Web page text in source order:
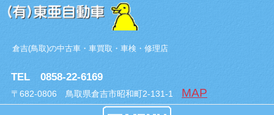
倉吉(鳥取)の中古車・車買取・車検・修理店
TEL 0858-22-6169
〒682-0806 鳥取県倉吉市昭和町2-131-1 MAP